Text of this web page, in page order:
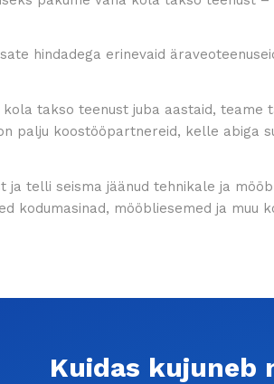
hindadega erinevaid
takso teenust juba aastaid, teame
palju koostööpartnereid, kelle abiga
ja telli seisma jäänud tehnikale ja
kodumasinad, mööbliesemed ja
Kuidas kujuneb